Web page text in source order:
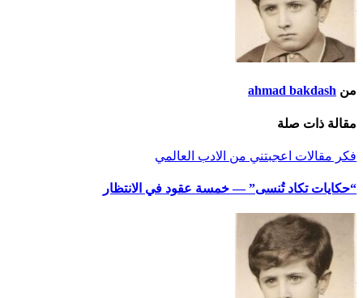
من ahmad bakdash
مقالة ذات صلة
فكر مقالات اعجبتني من الادب العالمي
“حكايات تكاد تُنسى” — خمسة عقود في الانتظار